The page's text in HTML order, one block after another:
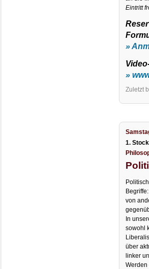
Eintritt
»
»
Zuletzt
1. Stock
von
In
sowohl
über
linker